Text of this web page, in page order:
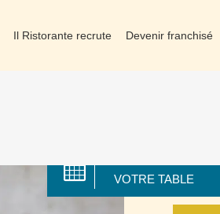
Il Ristorante recrute Devenir franchisé
VOTRE TABLE